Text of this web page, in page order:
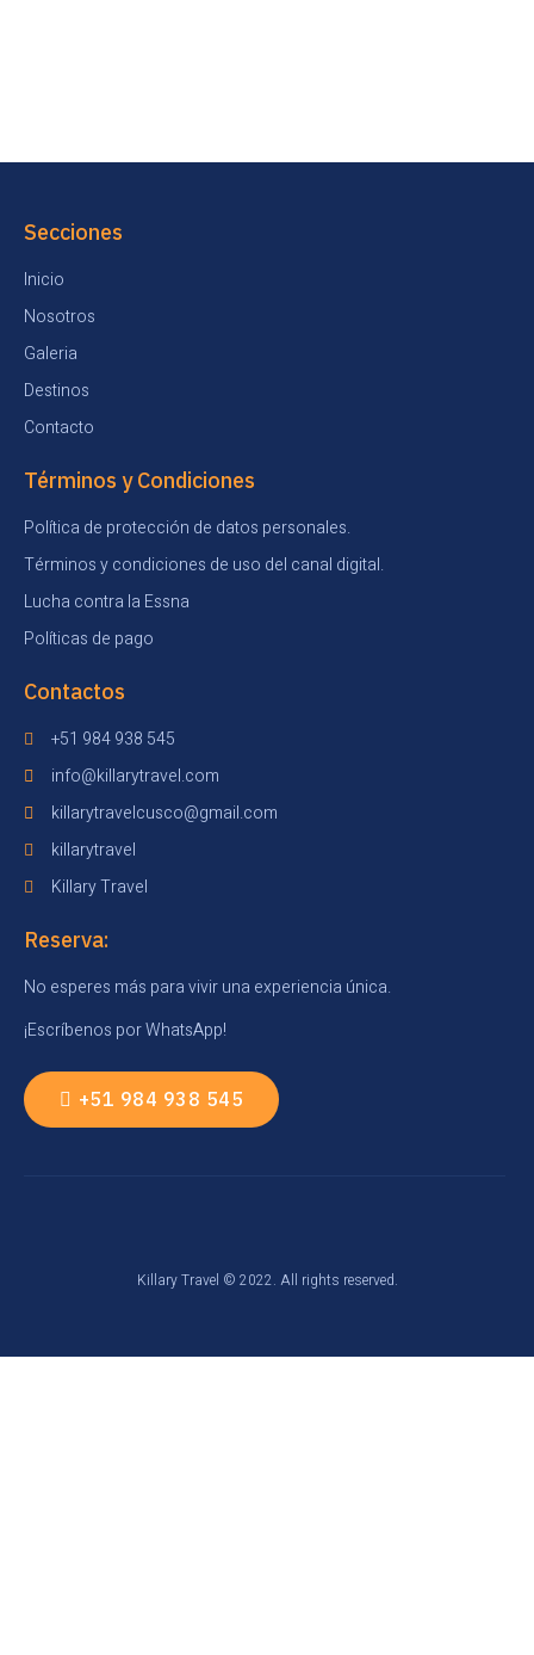
Secciones
Inicio
Nosotros
Galeria
Destinos
Contacto
Términos y Condiciones
Política de protección de datos personales.
Términos y condiciones de uso del canal digital.
Lucha contra la Essna
Políticas de pago
Contactos
+51 984 938 545
info@killarytravel.com
killarytravelcusco@gmail.com
killarytravel
Killary Travel
Reserva:
No esperes más para vivir una experiencia única.
¡Escríbenos por WhatsApp!
+51 984 938 545
Killary Travel © 2022. All rights reserved.